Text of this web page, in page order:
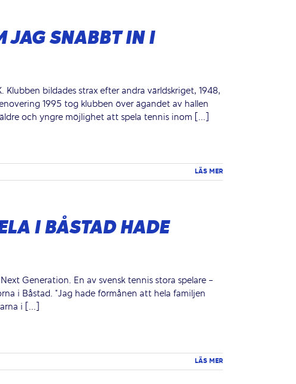
JAG SNABBT IN I
bildades strax efter andra världskriget, 1948,
1995 tog klubben över ägandet av hallen
och yngre möjlighet att spela tennis inom [...]
LÄS MER
I BÅSTAD HADE
Generation. En av svensk tennis stora spelare -
i Båstad. ”Jag hade förmånen att hela familjen
i [...]
LÄS MER